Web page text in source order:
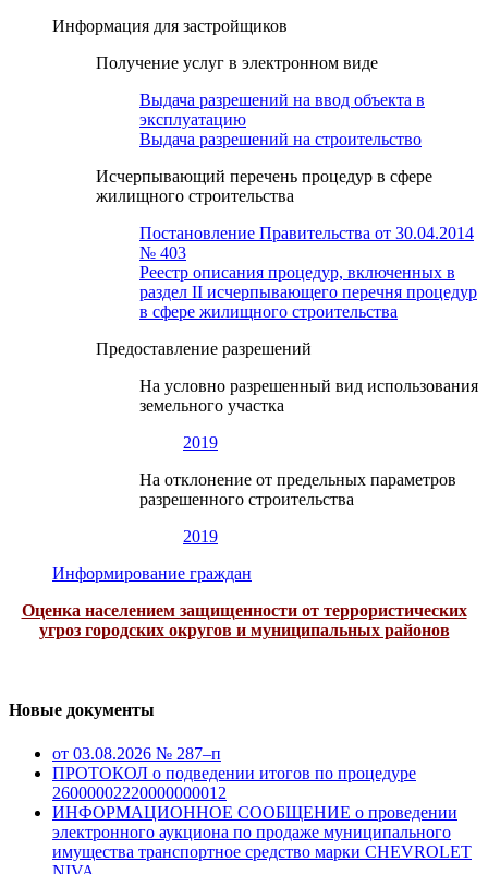
Информация для застройщиков
Получение услуг в электронном виде
Выдача разрешений на ввод объекта в
эксплуатацию
Выдача разрешений на строительство
Исчерпывающий перечень процедур в сфере
жилищного строительства
Постановление Правительства от 30.04.2014
№ 403
Реестр описания процедур, включенных в
раздел II исчерпывающего перечня процедур
в сфере жилищного строительства
Предоставление разрешений
На условно разрешенный вид использования
земельного участка
2019
На отклонение от предельных параметров
разрешенного строительства
2019
Информирование граждан
Оценка населением защищенности от террористических
угроз городских округов и муниципальных районов
Новые документы
от 03.08.2026 № 287–п
ПРОТОКОЛ о подведении итогов по процедуре
26000002220000000012
ИНФОРМАЦИОННОЕ СООБЩЕНИЕ о проведении
электронного аукциона по продаже муниципального
имущества транспортное средство марки CHEVROLET